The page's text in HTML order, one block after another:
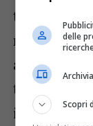
trattare
raccolta
abitazioni
tossicità
i
delle
Scopri